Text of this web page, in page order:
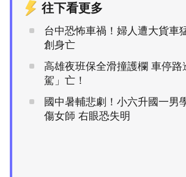
往下看更多
台中恐怖車禍！婦人遭大貨車
創身亡
高雄夜班保全滑撞護欄 車停路
駕」亡！
國中暑輔悲劇！小六升國一男
傷女師 右眼恐失明